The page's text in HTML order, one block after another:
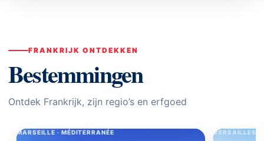
FRANKRIJK ONTDEKKEN
Bestemmingen
Ontdek Frankrijk, zijn regio’s en erfgoed
MARSEILLE · MÉDITERRANÉE VERSAILLES ·